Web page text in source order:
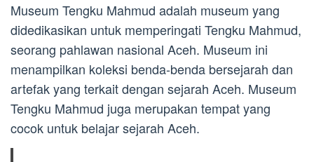
Museum Tengku Mahmud adalah museum yang
didedikasikan untuk memperingati Tengku Mahmud,
seorang pahlawan nasional Aceh. Museum ini
menampilkan koleksi benda-benda bersejarah dan
artefak yang terkait dengan sejarah Aceh. Museum
Tengku Mahmud juga merupakan tempat yang
cocok untuk belajar sejarah Aceh.